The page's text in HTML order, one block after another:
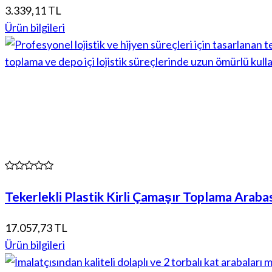
3.339,11 TL
Ürün bilgileri
Tekerlekli Plastik Kirli Çamaşır Toplama
17.057,73 TL
Ürün bilgileri